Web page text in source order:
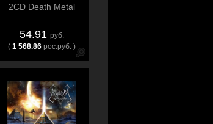
2CD Death Metal
54.91 руб.
( 1 568.86 рос.руб. )